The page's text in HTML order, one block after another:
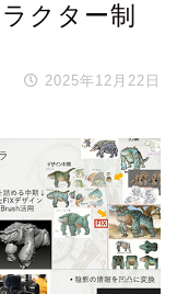
クター制
2025年12月22日